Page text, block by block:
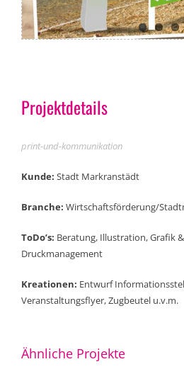
Projektdetails
print-und-kommunikation
Kunde: Stadt Markranstädt
Branche: Wirtschaftsförderung/
ToDo’s: Beratung, Illustration, Grafik
Druckmanagement
Kreationen: Entwurf
Veranstaltungsflyer, Zugbeutel u.v.m.
Ähnliche Projekte